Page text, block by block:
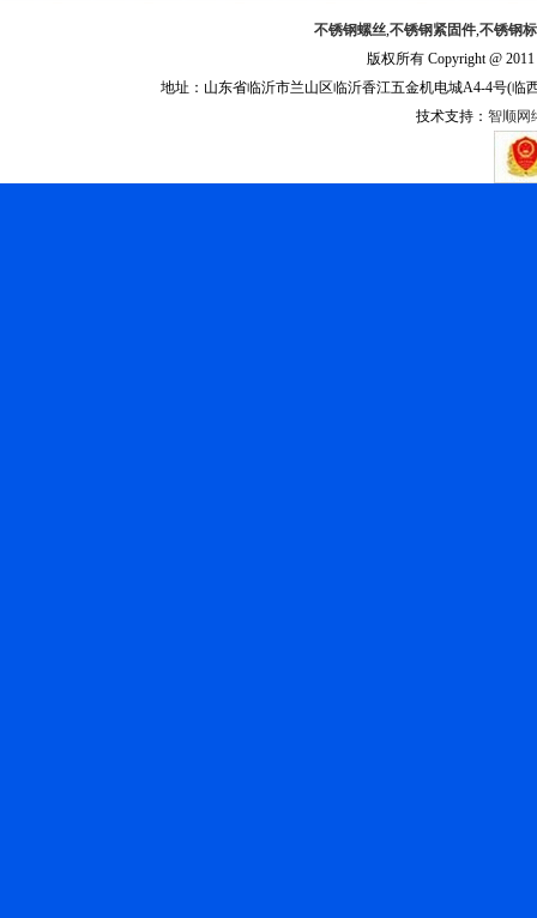
不锈钢螺丝,不锈钢紧固件,不锈钢
版权所有 Copyright @
地址：山东省临沂市兰山区临沂香江五金机电城A4-4号(临
技术支持： 智顺网